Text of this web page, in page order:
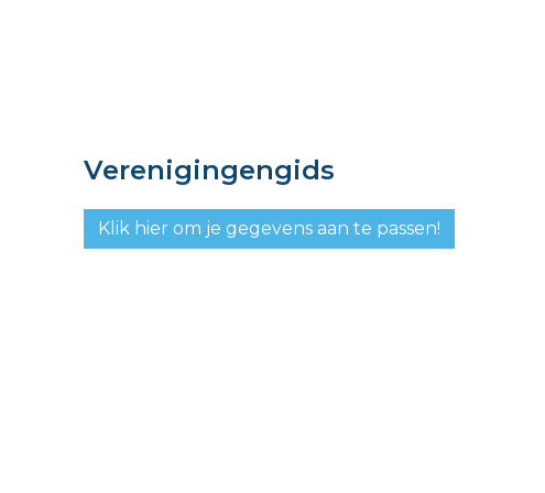
Verenigingengids
Klik hier om je gegevens aan te passen!